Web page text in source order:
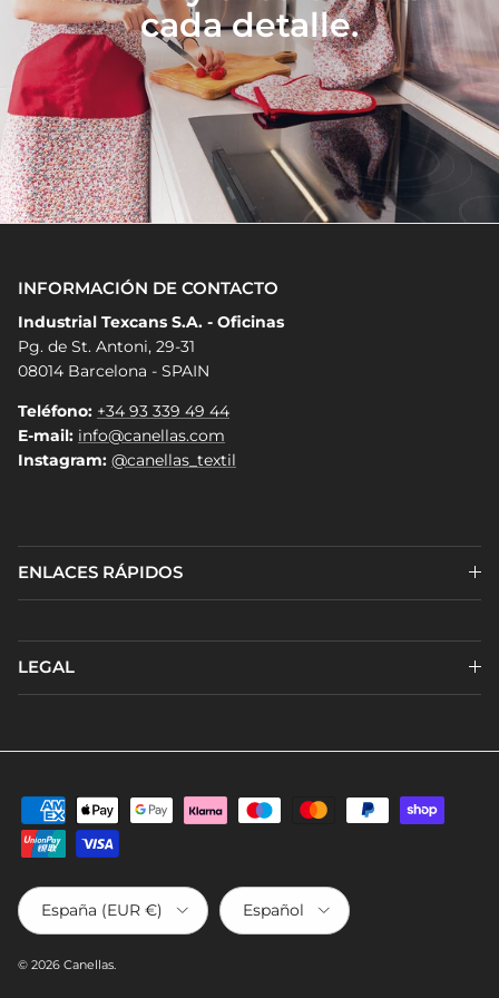
cada detalle.
INFORMACIÓN DE CONTACTO
Industrial Texcans S.A. - Oficinas
Pg. de St. Antoni, 29-31
08014 Barcelona - SPAIN
Teléfono: +34 93 339 49 44
E-mail: info@canellas.com
Instagram: @canellas_textil
ENLACES RÁPIDOS
LEGAL
País/Región
España (EUR €)
Idioma
Español
© 2026 Canellas.